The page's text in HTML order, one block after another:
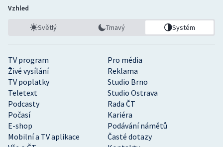
TV program
Pro média
Živé vysílání
Reklama
TV poplatky
Studio Brno
Teletext
Studio Ostrava
Podcasty
Rada ČT
Počasí
Kariéra
E-shop
Podávání námětů
Mobilní a TV aplikace
Časté dotazy
Vzhled
Světlý Tmavý Systém